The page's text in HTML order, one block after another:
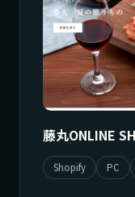
藤丸ONLINE
Shopify PC